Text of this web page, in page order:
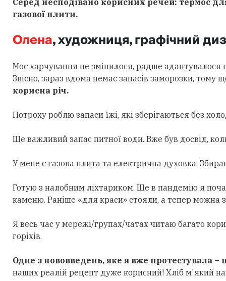
газової плити.
Олена, художниця, графічний
Моє харчування не змінилося, радше адаптувалося
Звісно, зараз вдома немає запасів заморозки,
корисна річ.
Потроху роблю запаси їжі, які зберігаються без
Ще важливий запас питної води. Вже був досвід,
У мене є газова плита та електрична духовка.
Готую з налобним ліхтариком. Ще в пандемію я
каменю. Раніше «для краси» стояли, а тепер можна
Я весь час у мережі/групах/чатах читаю багато
горіхів.
Одне з нововведень, яке я вже протестувала –
наших реалій рецепт дуже корисний! Хліб м'який